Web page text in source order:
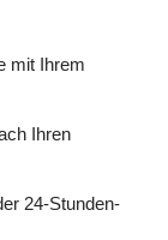
mit Ihrem
Ihren
24-Stunden-